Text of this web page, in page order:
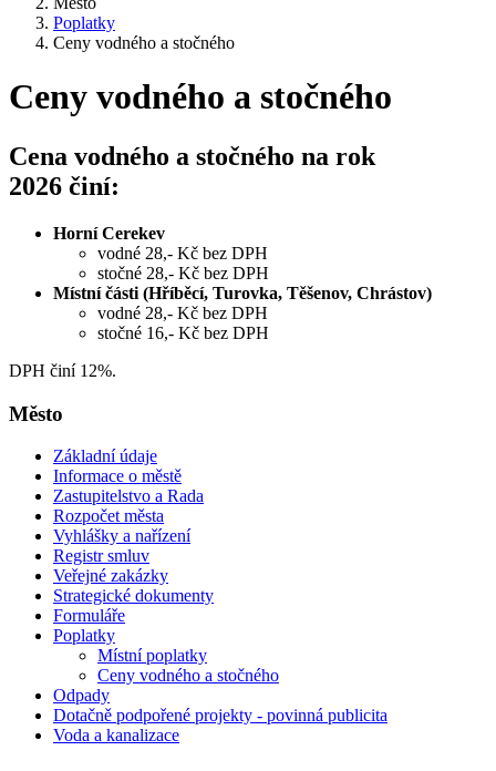
Poplatky
Ceny vodného a stočného
Ceny vodného a stočného
Cena vodného a stočného na rok
2026 činí:
Horní Cerekev
vodné 28,- Kč bez DPH
stočné 28,- Kč bez DPH
Místní části (Hříběcí, Turovka, Těšenov, Chrástov)
vodné 28,- Kč bez DPH
stočné 16,- Kč bez DPH
DPH činí 12%.
Město
Základní údaje
Informace o městě
Zastupitelstvo a Rada
Rozpočet města
Vyhlášky a nařízení
Registr smluv
Veřejné zakázky
Strategické dokumenty
Formuláře
Poplatky
Místní poplatky
Ceny vodného a stočného
Odpady
Dotačně podpořené projekty - povinná publicita
Voda a kanalizace